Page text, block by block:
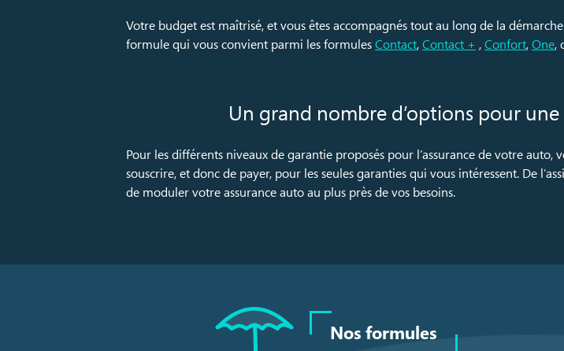
Votre budget est maîtrisé, et vous êtes accompagnés tout au long de la
formule qui vous convient parmi les formulesContact,Contact + ,Confort,One,
Un grand nombre d’options pour une
Pour les différents niveaux de garantie proposés pour l’assurance de votre
souscrire, et donc de payer, pour les seules garanties qui vous intéressent. De
de moduler votre assurance auto au plus près de vos besoins.
Nos formules